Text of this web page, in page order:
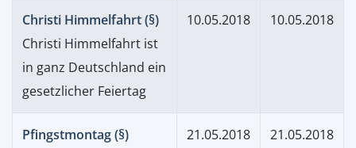
Christi Himmelfahrt (§)
Christi Himmelfahrt ist
in ganz Deutschland ein
gesetzlicher Feiertag
10.05.2018 10.05.2018
Pfingstmontag (§)
21.05.2018 21.05.2018